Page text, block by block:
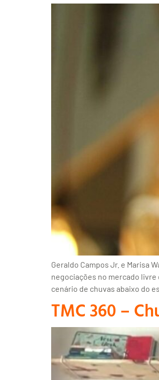
Geraldo Campos Jr. e Marisa
negociações no mercado livre
cenário de chuvas abaixo do
TMC 360 –